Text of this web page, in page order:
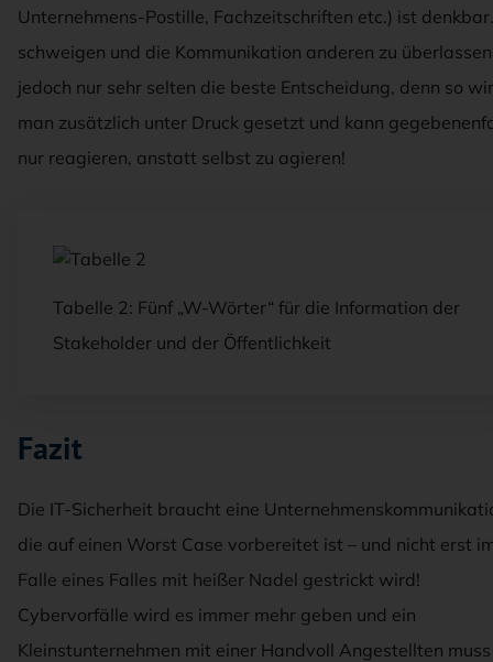
Unternehmens-Postille, Fachzeitschriften etc.) ist
schweigen und die Kommunikation anderen zu
jedoch nur sehr selten die beste Entscheidung, denn so
man zusätzlich unter Druck gesetzt und kann
nur reagieren, anstatt selbst zu agieren!
Tabelle 2: Fünf „W-Wörter“ für die Information der
Stakeholder und der Öffentlichkeit
Fazit
Die IT-Sicherheit braucht eine
die auf einen Worst Case vorbereitet ist – und nicht erst
Falle eines Falles mit heißer Nadel gestrickt wird!
Cybervorfälle wird es immer mehr geben und ein
Kleinstunternehmen mit einer Handvoll Angestellten muss